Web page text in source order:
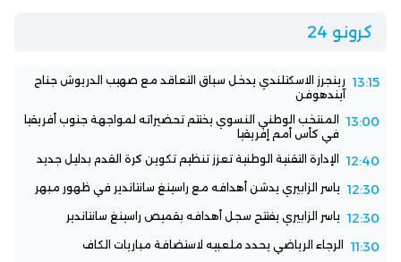
كرونو 24
13:15 رينجرز الاسكتلندي يدخل سباق التعاقد مع صهيب الدريوش جناح
آيندهوفن
13:00
المنتخب الوطني النسوي يختتم تحضيراته لمواجهة جنوب أفريقيا
في كأس أمم إفريقيا
12:40 الإدارة التقنية الوطنية تعزز تنظيم تكوين كرة القدم بدليل جديد
12:30 ياسر الزابيري يدشن أهدافه مع راسينغ سانتاندير في ظهور مبهر
12:30 ياسر الزابيري يفتتح سجل أهدافه بقميص راسينغ سانتاندير
11:30 الرجاء الرياضي يحدد ملعبيه لاستضافة مباريات الكاف